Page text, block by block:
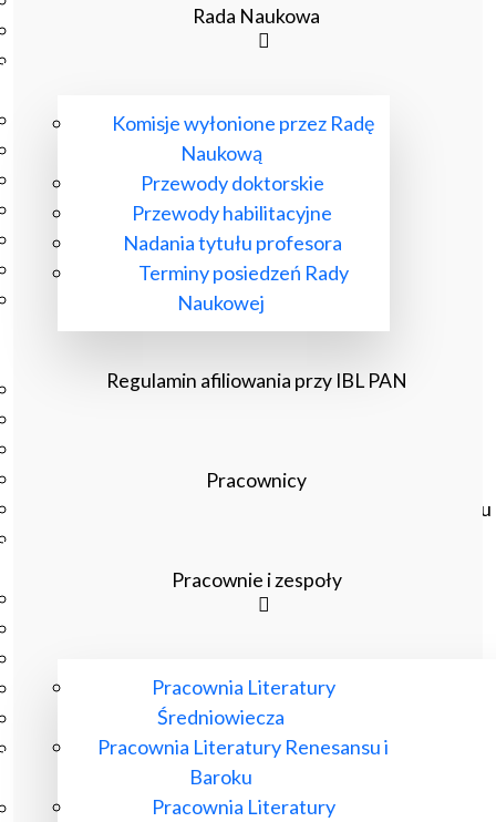
Repozytorium RCIN
Studia podyplomowe
Szkolenia
Szkoła Doktorska Anthropos
Erasmus
Olimpiada Literatury i Języka Polskiego
Olimpiada Literatury i Języka Polskiego dla Szkół
Podstawowych
O bibliotece
Czasopisma drukowane prenumerowane w 2026 roku
Biblioteka Pisarzy Polskiego Oświecenia
Nowa Biblioteka Romantyczna
Otwarta Nauka – Publikacje
Dla Pracowników IBL
Zarządzenia Dyrektora IBL
Rada Naukowa
Komisje wyłonione przez Radę
Naukową
Przewody doktorskie
Przewody habilitacyjne
Nadania tytułu profesora
Terminy posiedzeń Rady
Naukowej
Regulamin afiliowania przy IBL PAN
Pracownicy
Pracownie i zespoły
Pracownia Literatury
Średniowiecza
Pracownia Literatury Renesansu i
Baroku
Pracownia Literatury